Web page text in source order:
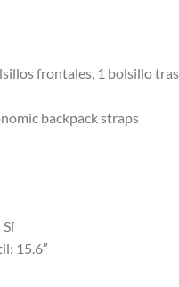
frontales, 1 bolsillo
backpack straps
15.6″